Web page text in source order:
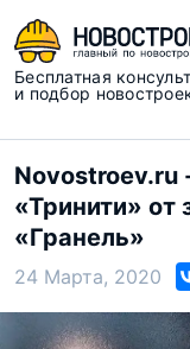
Бесплатная
и подбор
«Тринити» от
«Гранель»
24 Марта, 2020